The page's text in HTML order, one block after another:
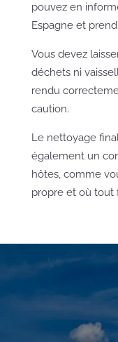
pouvez en
Espagne et
Vous devez
déchets ni
rendu
caution.
Le nettoyage
également un
hôtes, comme
propre et où tout